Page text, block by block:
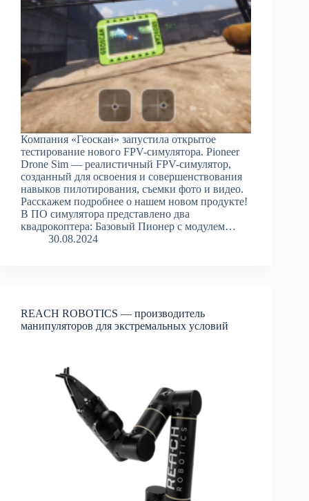
Компания «Геоскан» запустила открытое
тестирование нового FPV-симулятора. Pioneer
Drone Sim — реалистичный FPV-симулятор,
созданный для освоения и совершенствования
навыков пилотирования, съемки фото и видео.
Расскажем подробнее о нашем новом продукте!
В ПО симулятора представлено два
квадрокоптера: Базовый Пионер с модулем…
30.08.2024
REACH ROBOTICS — производитель
манипуляторов для экстремальных условий